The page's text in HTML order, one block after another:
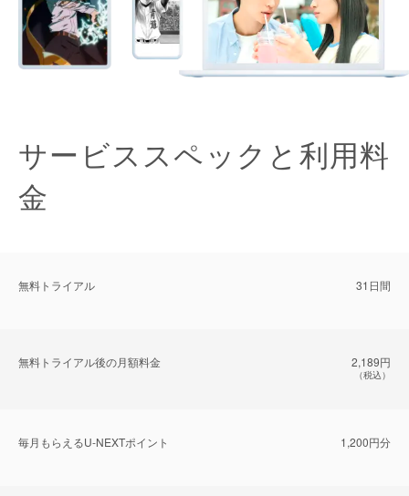
サービススペックと利用料
金
無料トライアル 31日間
無料トライアル後の⽉額料金 2,189円
（税込）
毎⽉もらえるU-NEXTポイント 1,200円分